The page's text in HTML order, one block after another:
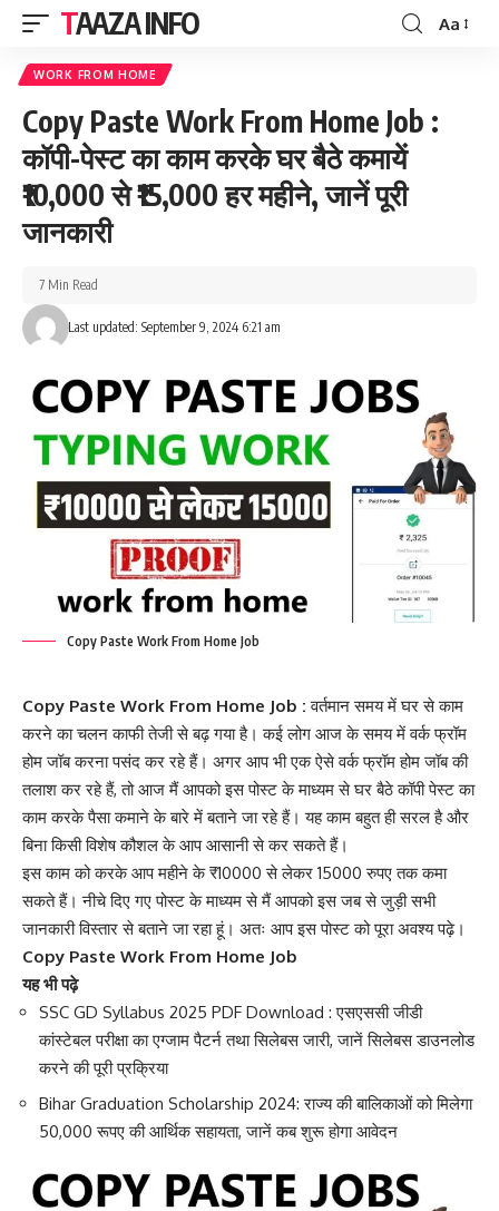
TAAZA INFO
Font
Aa
WORK FROM HOME
Copy Paste Work From Home Job :
कॉपी-पेस्ट का काम करके घर बैठे कमायें
₹10,000 से ₹15,000 हर महीने, जानें पूरी
जानकारी
Last updated: September 9, 2024 6:21 am
7 Min Read
Copy Paste Work From Home Job
Copy Paste Work From Home Job :वर्तमान समय में घर से काम
करने का चलन काफी तेजी से बढ़ गया है। कई लोग आज के समय में वर्क फ्रॉम
होम जॉब करना पसंद कर रहे हैं। अगर आप भी एक ऐसे वर्क फ्रॉम होम जॉब की
तलाश कर रहे हैं, तो आज मैं आपको इस पोस्ट के माध्यम से घर बैठे कॉपी पेस्ट का
काम करके पैसा कमाने के बारे में बताने जा रहे हैं। यह काम बहुत ही सरल है और
बिना किसी विशेष कौशल के आप आसानी से कर सकते हैं।
इस काम को करके आप महीने के ₹10000 से लेकर 15000 रुपए तक कमा
सकते हैं। नीचे दिए गए पोस्ट के माध्यम से मैं आपको इस जब से जुड़ी सभी
जानकारी विस्तार से बताने जा रहा हूं। अतः आप इस पोस्ट को पूरा अवश्य पढ़े।
Copy Paste Work From Home Job
यह भी पढ़े
SSC GD Syllabus 2025 PDF Download : एसएससी जीडी
कांस्टेबल परीक्षा का एग्जाम पैटर्न तथा सिलेबस जारी, जानें सिलेबस डाउनलोड
करने की पूरी प्रक्रिया
Bihar Graduation Scholarship 2024: राज्य की बालिकाओं को मिलेगा
50,000 रूपए की आर्थिक सहायता, जानें कब शुरू होगा आवेदन